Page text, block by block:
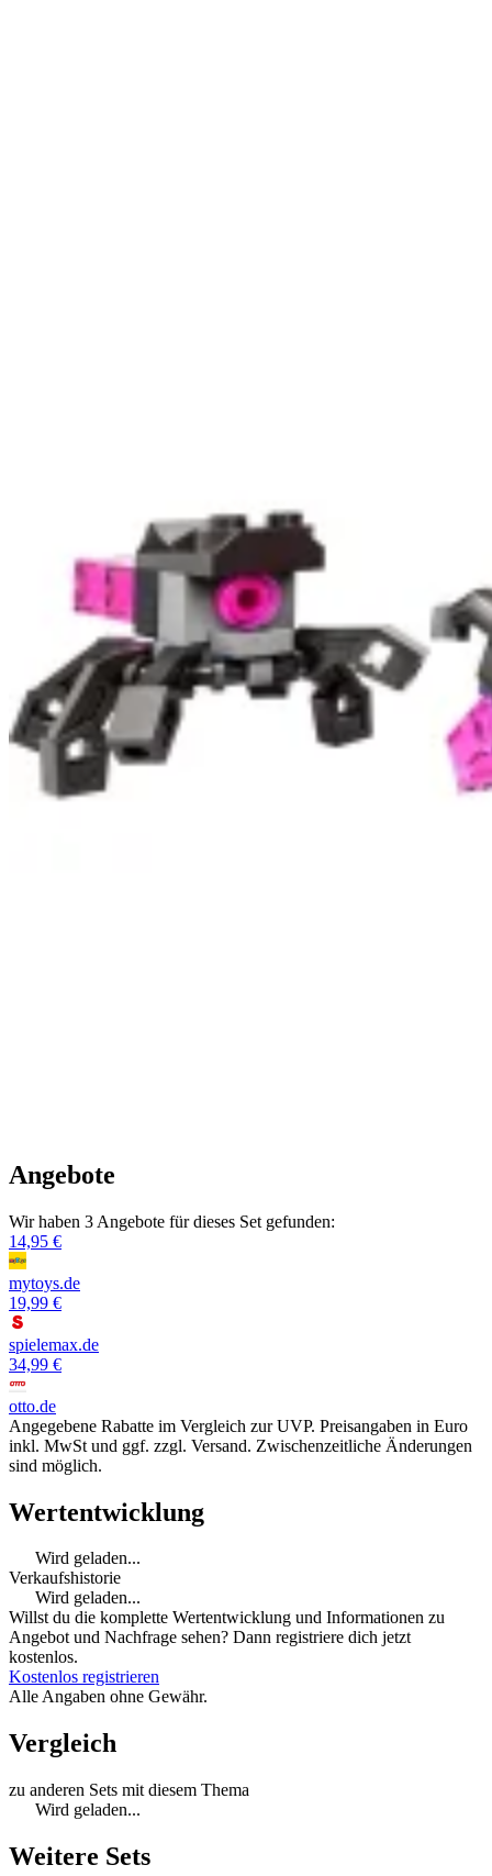
Angebote
Wir haben 3 Angebote für dieses Set gefunden:
14,95 €
mytoys.de
19,99 €
spielemax.de
34,99 €
otto.de
Angegebene Rabatte im Vergleich zur UVP. Preisangaben in Euro
inkl. MwSt und ggf. zzgl. Versand. Zwischenzeitliche Änderungen
sind möglich.
Wertentwicklung
Wird geladen...
Verkaufshistorie
Wird geladen...
Willst du die komplette Wertentwicklung und Informationen zu
Angebot und Nachfrage sehen? Dann registriere dich jetzt
kostenlos.
Kostenlos registrieren
Alle Angaben ohne Gewähr.
Vergleich
zu anderen Sets mit diesem Thema
Wird geladen...
Weitere Sets